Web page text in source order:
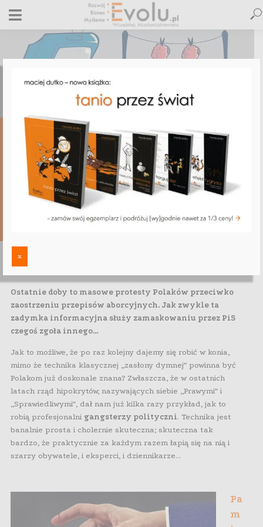
OGÓLNE
Niby aborcja, a w tle – prawdziwe
działania…
24 października 2020 8 komentarzy Maciej Dutko 4 minut czytania
Ostatnie doby to masowe protesty Polaków przeciwko
zaostrzeniu przepisów aborcyjnych. Jak zwykle ta
zadymka informacyjna służy zamaskowaniu przez PiS
czegoś zgoła innego…
Jak to możliwe, że po raz kolejny dajemy się robić w konia,
mimo że technika klasycznej „zasłony dymnej” powinna być
Polakom już doskonale znana? Zwłaszcza, że w ostatnich
latach rząd hipokrytów, nazywających siebie „Prawymi” i
„Sprawiedliwymi”, dał nam już kilka razy przykład, jak to
robią profesjonalni gangsterzy polityczni. Technika jest
banalnie prosta i cholernie skuteczna; skuteczna tak
bardzo, że praktycznie za każdym razem łapią się na nią i
szarzy obywatele, i eksperci, i dziennikarze…
Pa
m
x